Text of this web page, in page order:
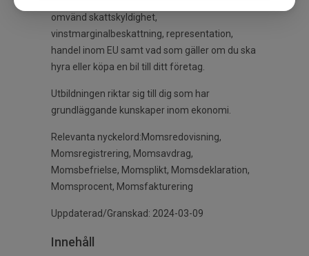
omvänd skattskyldighet,
vinstmarginalbeskattning, representation,
handel inom EU samt vad som gäller om du ska
hyra eller köpa en bil till ditt företag.
Utbildningen riktar sig till dig som har
grundläggande kunskaper inom ekonomi.
Relevanta nyckelord:Momsredovisning,
Momsregistrering, Momsavdrag,
Momsbefrielse, Momsplikt, Momsdeklaration,
Momsprocent, Momsfakturering
Uppdaterad/Granskad: 2024-03-09
Innehåll